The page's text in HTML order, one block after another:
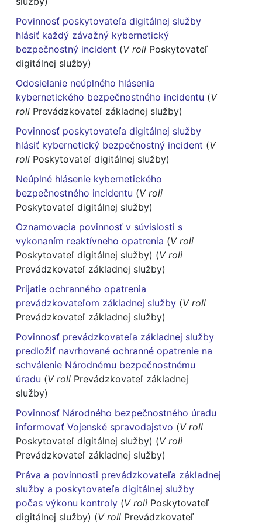
Povinnosť poskytovateľa digitálnej služby
hlásiť každý závažný kybernetický
bezpečnostný incident (V roli Poskytovateľ
digitálnej služby)
Odosielanie neúplného hlásenia
kybernetického bezpečnostného incidentu (V
roli Prevádzkovateľ základnej služby)
Povinnosť poskytovateľa digitálnej služby
hlásiť kybernetický bezpečnostný incident (V
roli Poskytovateľ digitálnej služby)
Neúplné hlásenie kybernetického
bezpečnostného incidentu (V roli
Poskytovateľ digitálnej služby)
Oznamovacia povinnosť v súvislosti s
vykonaním reaktívneho opatrenia (V roli
Poskytovateľ digitálnej služby) (V roli
Prevádzkovateľ základnej služby)
Prijatie ochranného opatrenia
prevádzkovateľom základnej služby (V roli
Prevádzkovateľ základnej služby)
Povinnosť prevádzkovateľa základnej služby
predložiť navrhované ochranné opatrenie na
schválenie Národnému bezpečnostnému
úradu (V roli Prevádzkovateľ základnej
služby)
Povinnosť Národného bezpečnostného úradu
informovať Vojenské spravodajstvo (V roli
Poskytovateľ digitálnej služby) (V roli
Prevádzkovateľ základnej služby)
Práva a povinnosti prevádzkovateľa základnej
služby a poskytovateľa digitálnej služby
počas výkonu kontroly (V roli Poskytovateľ
digitálnej služby) (V roli Prevádzkovateľ